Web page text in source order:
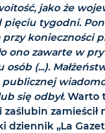
jako że
pięciu tygodni.
przy konieczności
ono zawarte w
(...).
się odbył. Warto
zamieścił
dziennik „La